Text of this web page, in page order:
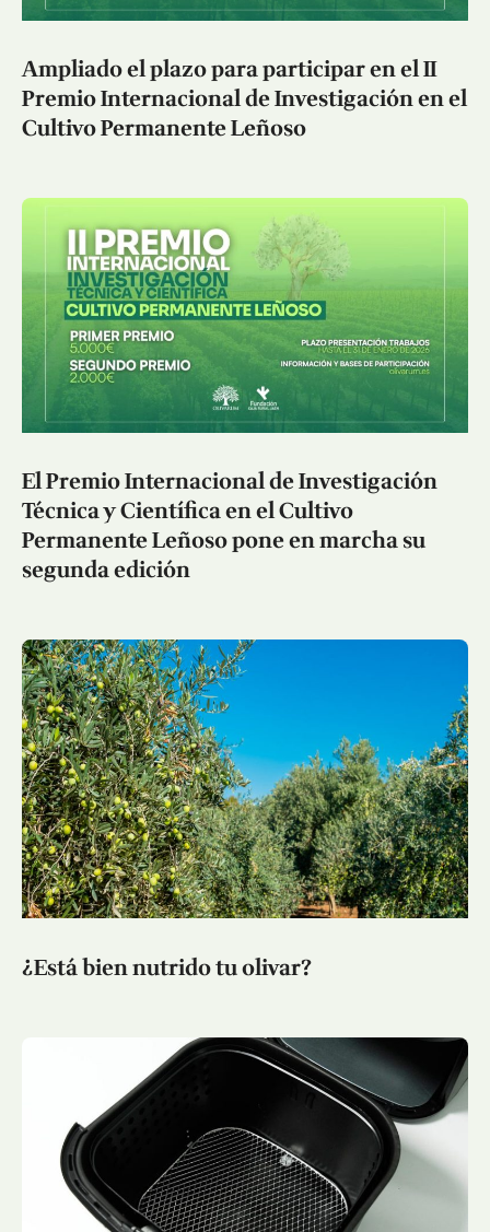
Ampliado el plazo para participar en el II
Premio Internacional de Investigación en el
Cultivo Permanente Leñoso
El Premio Internacional de Investigación
Técnica y Científica en el Cultivo
Permanente Leñoso pone en marcha su
segunda edición
¿Está bien nutrido tu olivar?